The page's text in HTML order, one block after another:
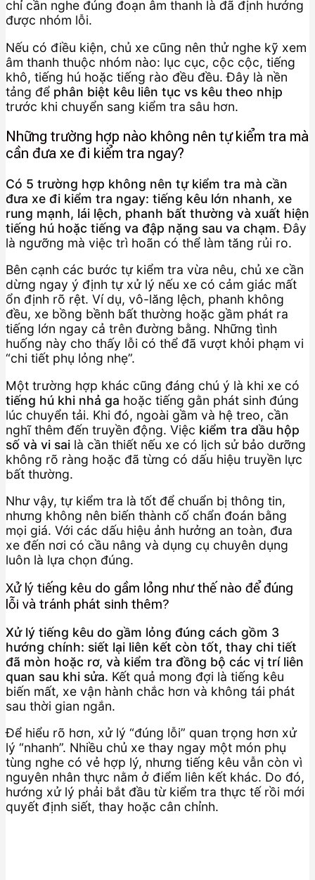
chỉ cần nghe đúng đoạn âm thanh là đã định hướng
được nhóm lỗi.
Nếu có điều kiện, chủ xe cũng nên thử nghe kỹ xem
âm thanh thuộc nhóm nào: lục cục, cộc cộc, tiếng
khô, tiếng hú hoặc tiếng rào đều đều. Đây là nền
tảng để phân biệt kêu liên tục vs kêu theo nhịp
trước khi chuyển sang kiểm tra sâu hơn.
Những trường hợp nào không nên tự kiểm tra mà
cần đưa xe đi kiểm tra ngay?
Có 5 trường hợp không nên tự kiểm tra mà cần
đưa xe đi kiểm tra ngay: tiếng kêu lớn nhanh, xe
rung mạnh, lái lệch, phanh bất thường và xuất hiện
tiếng hú hoặc tiếng va đập nặng sau va chạm. Đây
là ngưỡng mà việc trì hoãn có thể làm tăng rủi ro.
Bên cạnh các bước tự kiểm tra vừa nêu, chủ xe cần
dừng ngay ý định tự xử lý nếu xe có cảm giác mất
ổn định rõ rệt. Ví dụ, vô-lăng lệch, phanh không
đều, xe bồng bềnh bất thường hoặc gầm phát ra
tiếng lớn ngay cả trên đường bằng. Những tình
huống này cho thấy lỗi có thể đã vượt khỏi phạm vi
“chi tiết phụ lỏng nhẹ”.
Một trường hợp khác cũng đáng chú ý là khi xe có
tiếng hú khi nhả ga hoặc tiếng gằn phát sinh đúng
lúc chuyển tải. Khi đó, ngoài gầm và hệ treo, cần
nghĩ thêm đến truyền động. Việc kiểm tra dầu hộp
số và vi sai là cần thiết nếu xe có lịch sử bảo dưỡng
không rõ ràng hoặc đã từng có dấu hiệu truyền lực
bất thường.
Như vậy, tự kiểm tra là tốt để chuẩn bị thông tin,
nhưng không nên biến thành cố chẩn đoán bằng
mọi giá. Với các dấu hiệu ảnh hưởng an toàn, đưa
xe đến nơi có cầu nâng và dụng cụ chuyên dụng
luôn là lựa chọn đúng.
Xử lý tiếng kêu do gầm lỏng như thế nào để đúng
lỗi và tránh phát sinh thêm?
Xử lý tiếng kêu do gầm lỏng đúng cách gồm 3
hướng chính: siết lại liên kết còn tốt, thay chi tiết
đã mòn hoặc rơ, và kiểm tra đồng bộ các vị trí liên
quan sau khi sửa. Kết quả mong đợi là tiếng kêu
biến mất, xe vận hành chắc hơn và không tái phát
sau thời gian ngắn.
Để hiểu rõ hơn, xử lý “đúng lỗi” quan trọng hơn xử
lý “nhanh”. Nhiều chủ xe thay ngay một món phụ
tùng nghe có vẻ hợp lý, nhưng tiếng kêu vẫn còn vì
nguyên nhân thực nằm ở điểm liên kết khác. Do đó,
hướng xử lý phải bắt đầu từ kiểm tra thực tế rồi mới
quyết định siết, thay hoặc cân chỉnh.